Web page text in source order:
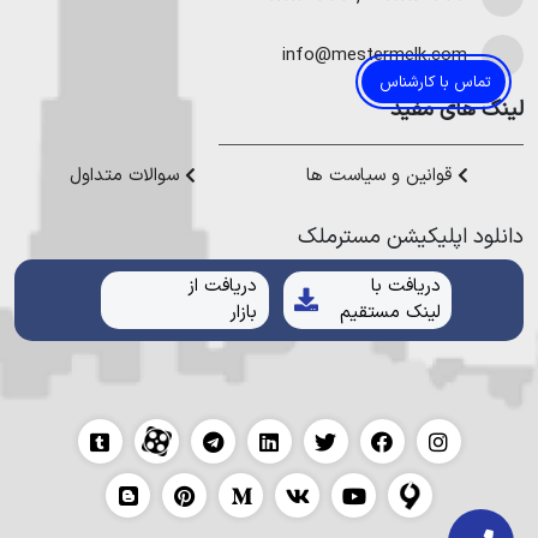
تماس با کارشناس
هموطنان عزیز خدمت کنیم.
info@mestermelk.com
لینک های مفید
قوانین و سیاست ها سوالات متداول
دانلود اپلیکیشن مستر‌ملک
دریافت با
لینک مستقیم
دریافت از
بازار